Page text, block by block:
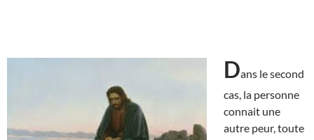
Dans le second
cas, la personne
connait une
autre peur, toute